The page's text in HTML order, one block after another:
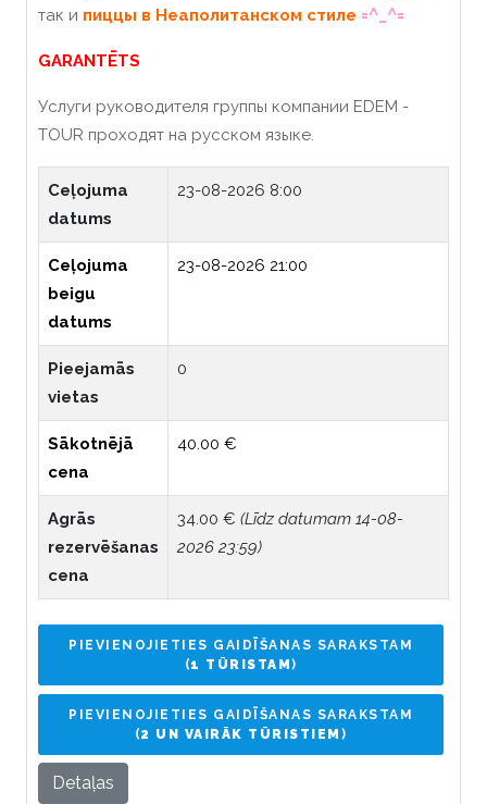
так и пиццы в Неаполитанском стиле =^_^=
GARANTĒTS
Услуги руководителя группы компании EDEM -
TOUR проходят на русском языке.
Ceļojuma
datums
23-08-2026 8:00
Ceļojuma
beigu
datums
23-08-2026 21:00
Pieejamās
vietas
0
Sākotnējā
cena
40.00 €
Agrās
rezervēšanas
cena
34.00 € (Līdz datumam 14-08-
2026 23:59)
PIEVIENOJIETIES GAIDĪŠANAS SARAKSTAM
(1 TŪRISTAM )
PIEVIENOJIETIES GAIDĪŠANAS SARAKSTAM
(2 UN VAIRĀK TŪRISTIEM )
Detaļas